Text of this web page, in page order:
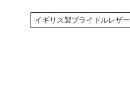
イギリス製ブライドルレザー